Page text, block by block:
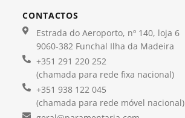
CONTACTOS
Estrada do Aeroporto, nº 140, loja 6
9060-382 Funchal Ilha da Madeira
+351 291 220 252
(chamada para rede fixa nacional)
+351 938 122 045
(chamada para rede móvel nacional)